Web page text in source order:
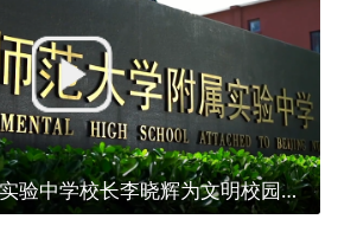
北京师范大学附属实验中学校长李晓辉为文明校园代言